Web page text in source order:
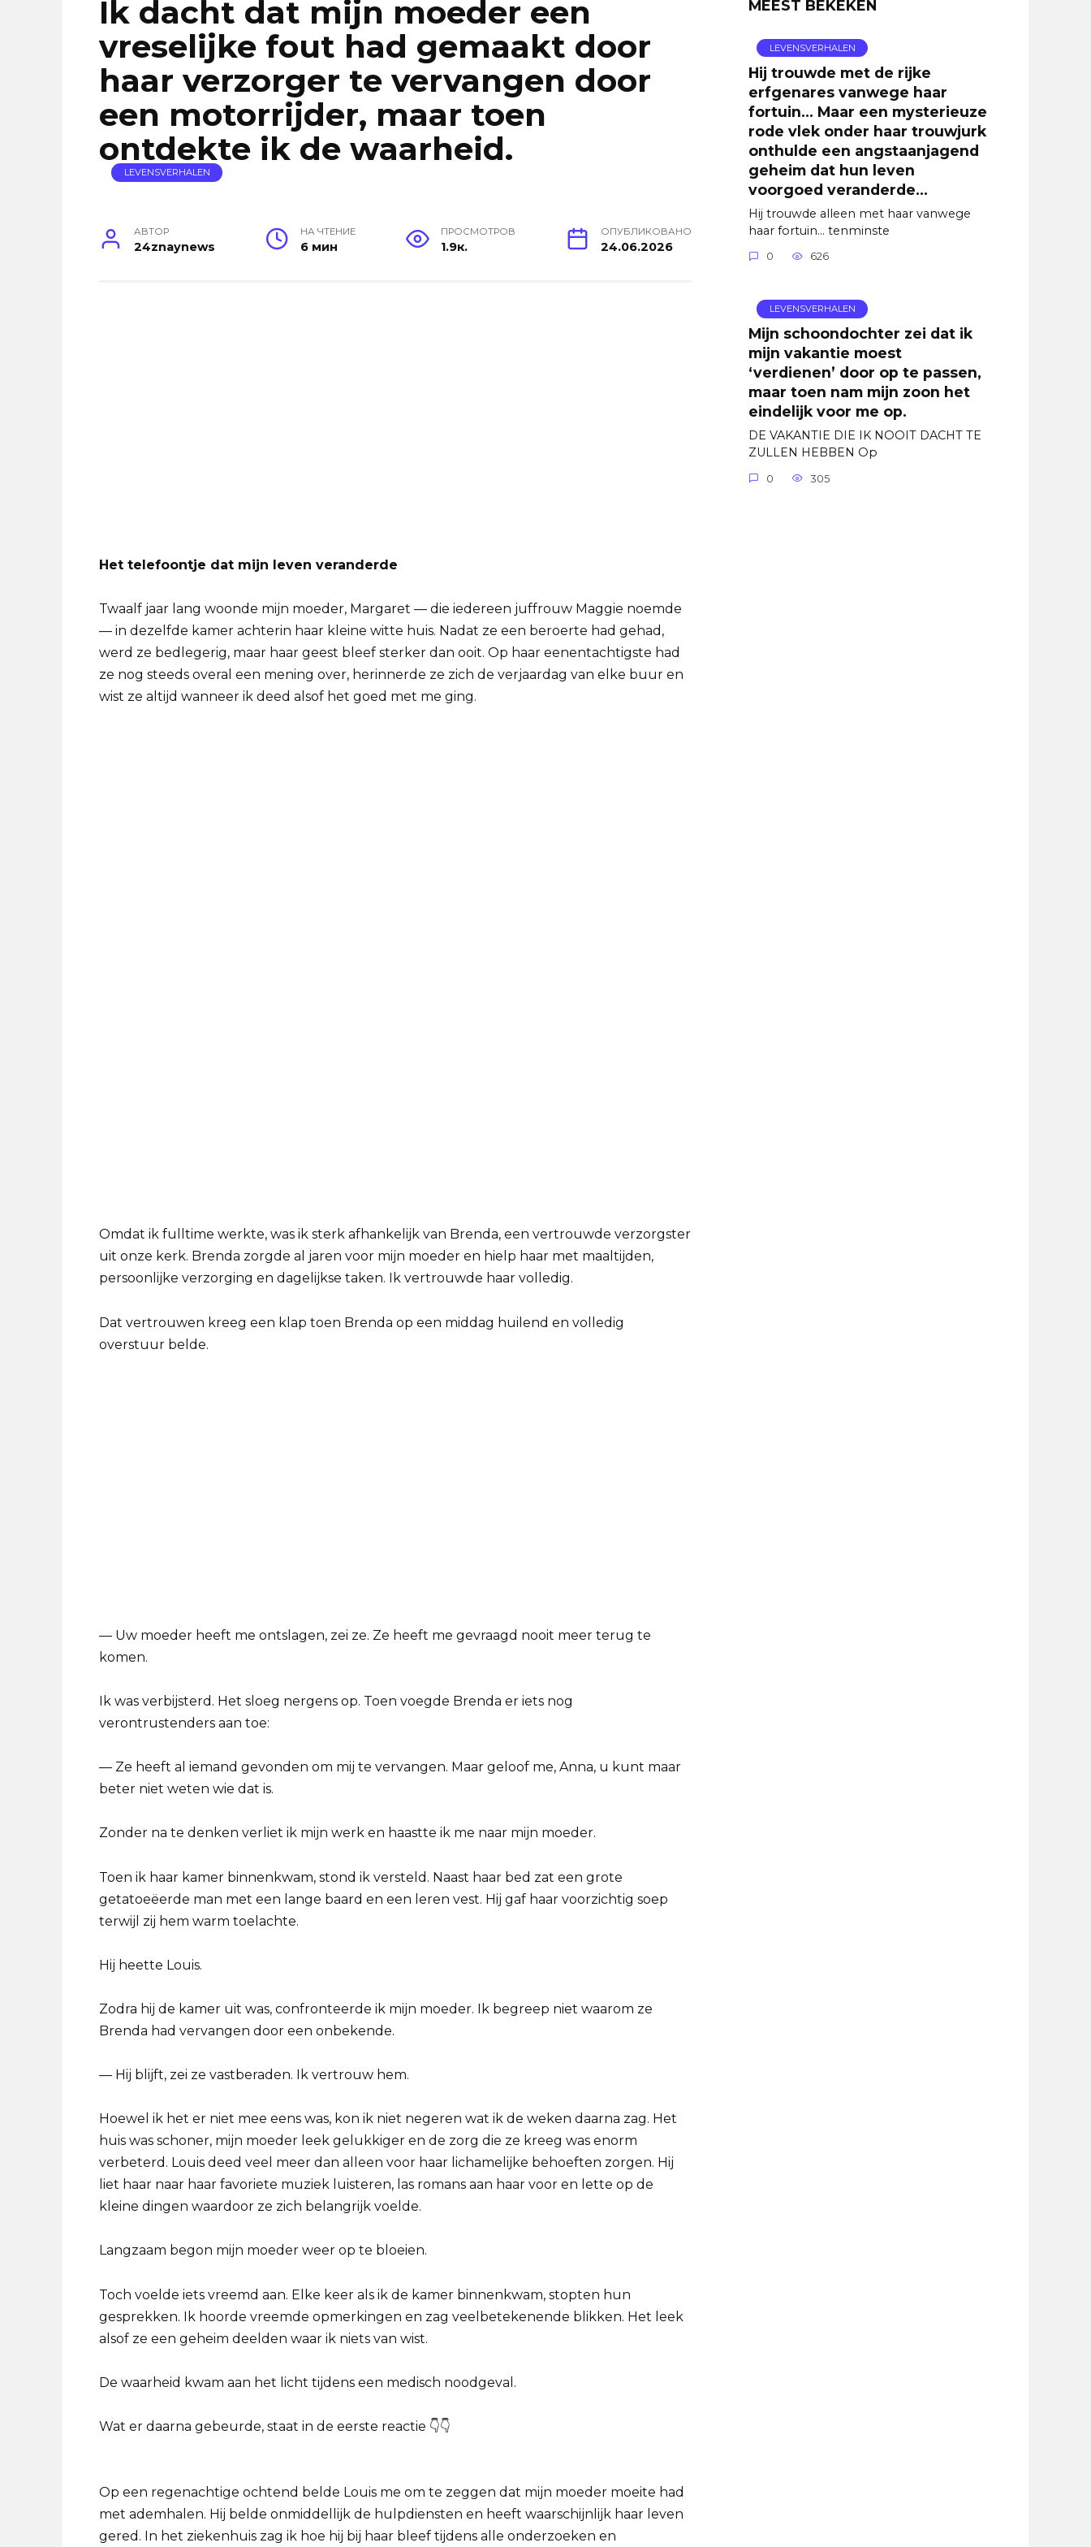
Ik dacht dat mijn moeder een
vreselijke fout had gemaakt door
haar verzorger te vervangen door
een motorrijder, maar toen
ontdekte ik de waarheid.
LEVENSVERHALEN
АВТОР
24znaynews
НА ЧТЕНИЕ
6 мин
ПРОСМОТРОВ
1.9к.
ОПУБЛИКОВАНО
24.06.2026
Het telefoontje dat mijn leven veranderde
Twaalf jaar lang woonde mijn moeder, Margaret — die iedereen juffrouw Maggie noemde
— in dezelfde kamer achterin haar kleine witte huis. Nadat ze een beroerte had gehad,
werd ze bedlegerig, maar haar geest bleef sterker dan ooit. Op haar eenentachtigste had
ze nog steeds overal een mening over, herinnerde ze zich de verjaardag van elke buur en
wist ze altijd wanneer ik deed alsof het goed met me ging.
Omdat ik fulltime werkte, was ik sterk afhankelijk van Brenda, een vertrouwde verzorgster
uit onze kerk. Brenda zorgde al jaren voor mijn moeder en hielp haar met maaltijden,
persoonlijke verzorging en dagelijkse taken. Ik vertrouwde haar volledig.
Dat vertrouwen kreeg een klap toen Brenda op een middag huilend en volledig
overstuur belde.
— Uw moeder heeft me ontslagen, zei ze. Ze heeft me gevraagd nooit meer terug te
komen.
Ik was verbijsterd. Het sloeg nergens op. Toen voegde Brenda er iets nog
verontrustenders aan toe:
— Ze heeft al iemand gevonden om mij te vervangen. Maar geloof me, Anna, u kunt maar
beter niet weten wie dat is.
Zonder na te denken verliet ik mijn werk en haastte ik me naar mijn moeder.
Toen ik haar kamer binnenkwam, stond ik versteld. Naast haar bed zat een grote
getatoeëerde man met een lange baard en een leren vest. Hij gaf haar voorzichtig soep
terwijl zij hem warm toelachte.
Hij heette Louis.
Zodra hij de kamer uit was, confronteerde ik mijn moeder. Ik begreep niet waarom ze
Brenda had vervangen door een onbekende.
— Hij blijft, zei ze vastberaden. Ik vertrouw hem.
Hoewel ik het er niet mee eens was, kon ik niet negeren wat ik de weken daarna zag. Het
huis was schoner, mijn moeder leek gelukkiger en de zorg die ze kreeg was enorm
verbeterd. Louis deed veel meer dan alleen voor haar lichamelijke behoeften zorgen. Hij
liet haar naar haar favoriete muziek luisteren, las romans aan haar voor en lette op de
kleine dingen waardoor ze zich belangrijk voelde.
Langzaam begon mijn moeder weer op te bloeien.
Toch voelde iets vreemd aan. Elke keer als ik de kamer binnenkwam, stopten hun
gesprekken. Ik hoorde vreemde opmerkingen en zag veelbetekenende blikken. Het leek
alsof ze een geheim deelden waar ik niets van wist.
De waarheid kwam aan het licht tijdens een medisch noodgeval.
Wat er daarna gebeurde, staat in de eerste reactie 👇👇
Op een regenachtige ochtend belde Louis me om te zeggen dat mijn moeder moeite had
met ademhalen. Hij belde onmiddellijk de hulpdiensten en heeft waarschijnlijk haar leven
gered. In het ziekenhuis zag ik hoe hij bij haar bleef tijdens alle onderzoeken en
MEEST BEKEKEN
LEVENSVERHALEN
Hij trouwde met de rijke
erfgenares vanwege haar
fortuin… Maar een mysterieuze
rode vlek onder haar trouwjurk
onthulde een angstaanjagend
geheim dat hun leven
voorgoed veranderde…
Hij trouwde alleen met haar vanwege
haar fortuin… tenminste
0 626
LEVENSVERHALEN
Mijn schoondochter zei dat ik
mijn vakantie moest
‘verdienen’ door op te passen,
maar toen nam mijn zoon het
eindelijk voor me op.
DE VAKANTIE DIE IK NOOIT DACHT TE
ZULLEN HEBBEN Op
0 305